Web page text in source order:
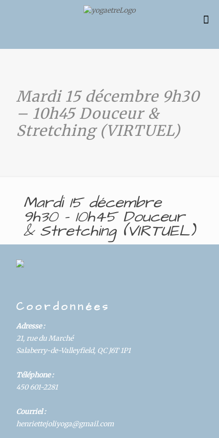
Mardi 15 décembre 9h30
– 10h45 Douceur &
Stretching (VIRTUEL)
Mardi 15 décembre
9h30 – 10h45 Douceur
& Stretching (VIRTUEL)
Details
Hosted By:
Yoga
December 15, 2020 @ 9:30 am
Cours
Coordonnées
Adresse :
21, rue du Marché
Salaberry-de-Valleyfield, QC J6T 1P1
Téléphone :
450 601-2281
Courriel :
henriettejoliyoga@gmail.com